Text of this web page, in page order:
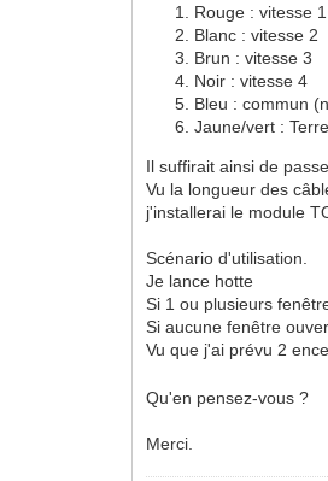
Rouge : vitesse 1
Blanc : vitesse 2
Brun : vitesse 3
Noir : vitesse 4
Bleu : commun
Jaune/vert : Terre
Il suffirait ainsi de
Vu la longueur des
j'installerai le module
Scénario d'utilisation.
Je lance hotte
Si 1 ou plusieurs
Si aucune fenêtre
Vu que j'ai prévu 2
Qu'en pensez-vous ?
Merci.